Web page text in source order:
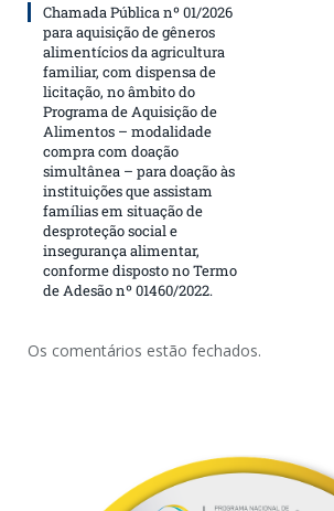
Chamada Pública nº 01/2026
para aquisição de gêneros
alimentícios da agricultura
familiar, com dispensa de
licitação, no âmbito do
Programa de Aquisição de
Alimentos – modalidade
compra com doação
simultânea – para doação às
instituições que assistam
famílias em situação de
desproteção social e
insegurança alimentar,
conforme disposto no Termo
de Adesão nº 01460/2022.
Os comentários estão fechados.